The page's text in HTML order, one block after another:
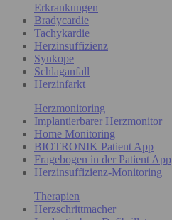
Erkrankungen
Bradycardie
Tachykardie
Herzinsuffizienz
Synkope
Schlaganfall
Herzinfarkt
Herzmonitoring
Implantierbarer Herzmonitor
Home Monitoring
BIOTRONIK Patient App
Fragebogen in der Patient App
Herzinsuffizienz-Monitoring
Therapien
Herzschrittmacher